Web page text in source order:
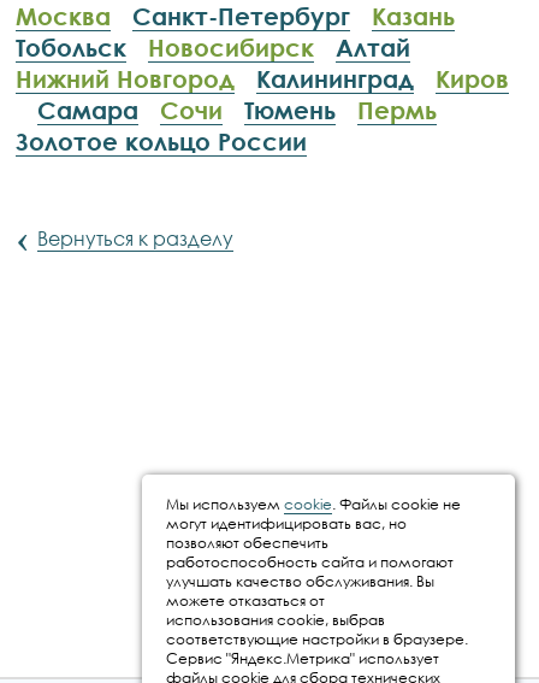
Москва
Санкт-Петербург
Казань
Тобольск
Новосибирск
Алтай
Нижний Новгород
Калининград
Киров
Самара
Сочи Тюмень
Пермь
Золотое кольцо России
‹ Вернуться к разделу
Мы используем cookie. Файлы cookie не
могут идентифицировать вас, но
позволяют обеспечить
работоспособность сайта и помогают
улучшать качество обслуживания. Вы
можете отказаться от
использования cookie, выбрав
соответствующие настройки в браузере.
Сервис "Яндекс.Метрика" использует
файлы cookie для сбора технических